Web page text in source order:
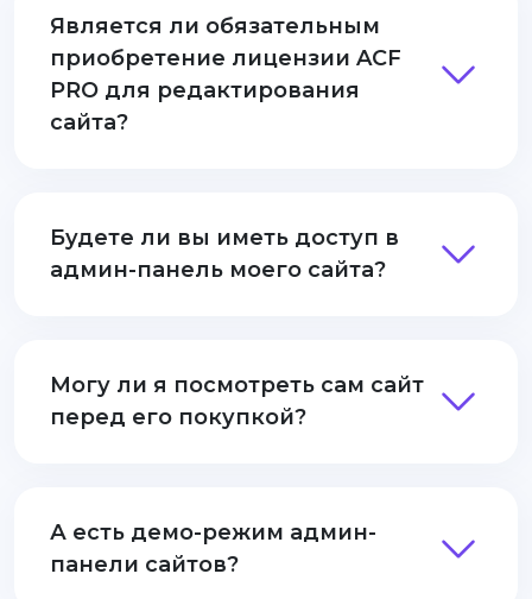
Является ли обязательным
приобретение лицензии ACF
PRO для редактирования
сайта?
Будете ли вы иметь доступ в
админ-панель моего сайта?
Могу ли я посмотреть сам сайт
перед его покупкой?
А есть демо-режим админ-
панели сайтов?